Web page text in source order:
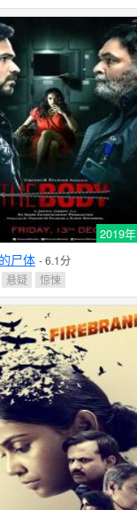
2019年
尸体 - 6.1分
悬疑 惊悚